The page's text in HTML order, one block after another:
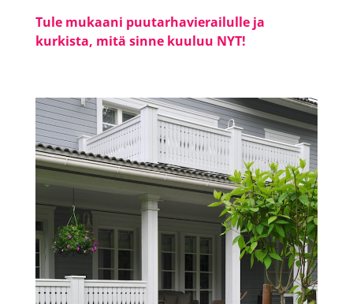
Tule mukaani puutarhavierailulle ja
kurkista, mitä sinne kuuluu NYT!